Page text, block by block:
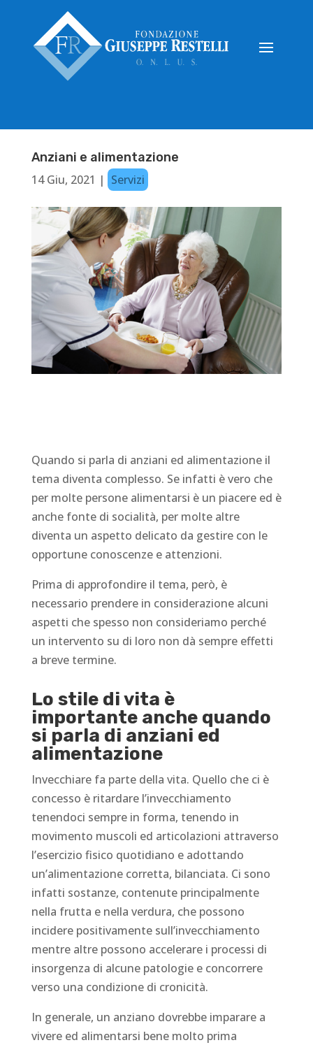
Anziani e alimentazione
14 Giu, 2021 | Servizi
Quando si parla di anziani ed alimentazione il
tema diventa complesso. Se infatti è vero che
per molte persone alimentarsi è un piacere ed è
anche fonte di socialità, per molte altre
diventa un aspetto delicato da gestire con le
opportune conoscenze e attenzioni.
Prima di approfondire il tema, però, è
necessario prendere in considerazione alcuni
aspetti che spesso non consideriamo perché
un intervento su di loro non dà sempre effetti
a breve termine.
Lo stile di vita è
importante anche quando
si parla di anziani ed
alimentazione
Invecchiare fa parte della vita. Quello che ci è
concesso è ritardare l’invecchiamento
tenendoci sempre in forma, tenendo in
movimento muscoli ed articolazioni attraverso
l’esercizio fisico quotidiano e adottando
un’alimentazione corretta, bilanciata. Ci sono
infatti sostanze, contenute principalmente
nella frutta e nella verdura, che possono
incidere positivamente sull’invecchiamento
mentre altre possono accelerare i processi di
insorgenza di alcune patologie e concorrere
verso una condizione di cronicità.
In generale, un anziano dovrebbe imparare a
vivere ed alimentarsi bene molto prima